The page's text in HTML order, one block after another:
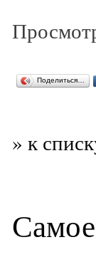
Поделиться…
» к